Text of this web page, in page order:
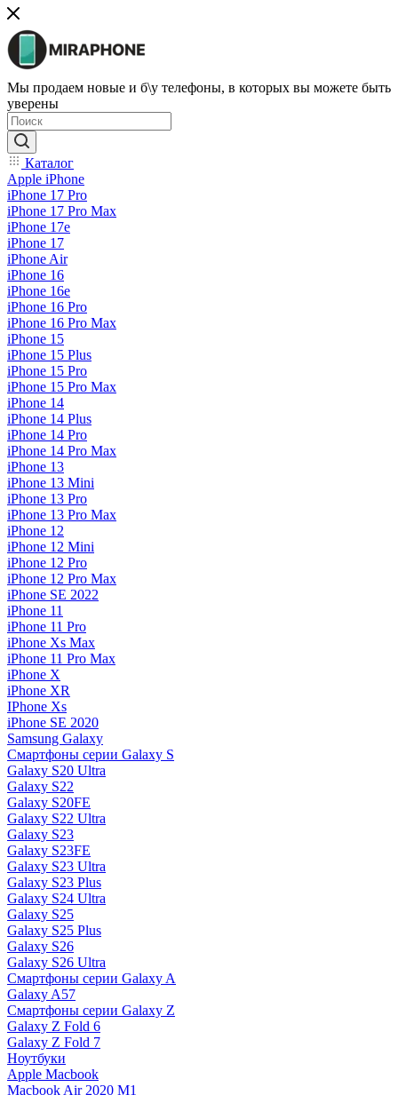
Мы продаем новые и б\у телефоны, в которых вы можете быть
уверены
Каталог
Apple iPhone
iPhone 17 Pro
iPhone 17 Pro Max
iPhone 17e
iPhone 17
iPhone Air
iPhone 16
iPhone 16e
iPhone 16 Pro
iPhone 16 Pro Max
iPhone 15
iPhone 15 Plus
iPhone 15 Pro
iPhone 15 Pro Max
iPhone 14
iPhone 14 Plus
iPhone 14 Pro
iPhone 14 Pro Max
iPhone 13
iPhone 13 Mini
iPhone 13 Pro
iPhone 13 Pro Max
iPhone 12
iPhone 12 Mini
iPhone 12 Pro
iPhone 12 Pro Max
iPhone SE 2022
iPhone 11
iPhone 11 Pro
iPhone Xs Max
iPhone 11 Pro Max
iPhone X
iPhone XR
IPhone Xs
iPhone SE 2020
Samsung Galaxy
Смартфоны серии Galaxy S
Galaxy S20 Ultra
Galaxy S22
Galaxy S20FE
Galaxy S22 Ultra
Galaxy S23
Galaxy S23FE
Galaxy S23 Ultra
Galaxy S23 Plus
Galaxy S24 Ultra
Galaxy S25
Galaxy S25 Plus
Galaxy S26
Galaxy S26 Ultra
Смартфоны серии Galaxy A
Galaxy A57
Смартфоны серии Galaxy Z
Galaxy Z Fold 6
Galaxy Z Fold 7
Ноутбуки
Apple Macbook
Macbook Air 2020 M1